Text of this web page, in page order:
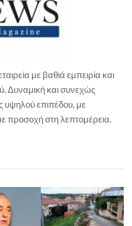
με βαθιά εμπειρία και
Δυναμική και συνεχώς
υψηλού επιπέδου, με
προσοχή στη λεπτομέρεια.